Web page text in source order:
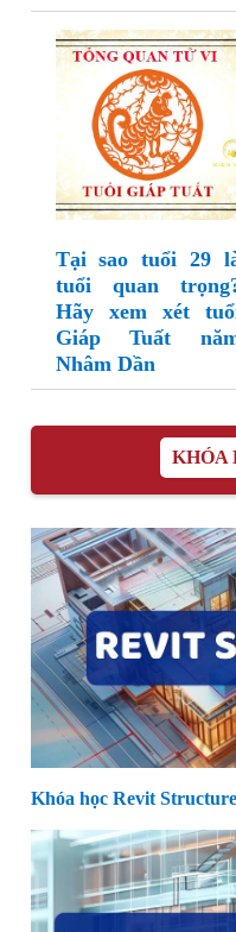
Tại sao tuổi 29
tuổi quan
Hãy xem xét
Giáp Tuất
Nhâm Dần
KHÓA
Khóa học Revit